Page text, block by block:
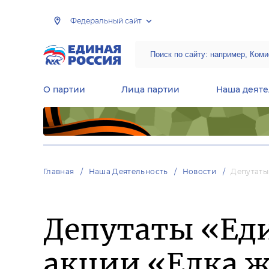
Федеральный сайт
О партии Лица партии Наша
Главная Наша Деятельность Новости
Депутаты